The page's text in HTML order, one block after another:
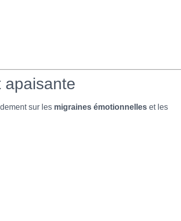
apaisante
sur les migraines émotionnelles et les